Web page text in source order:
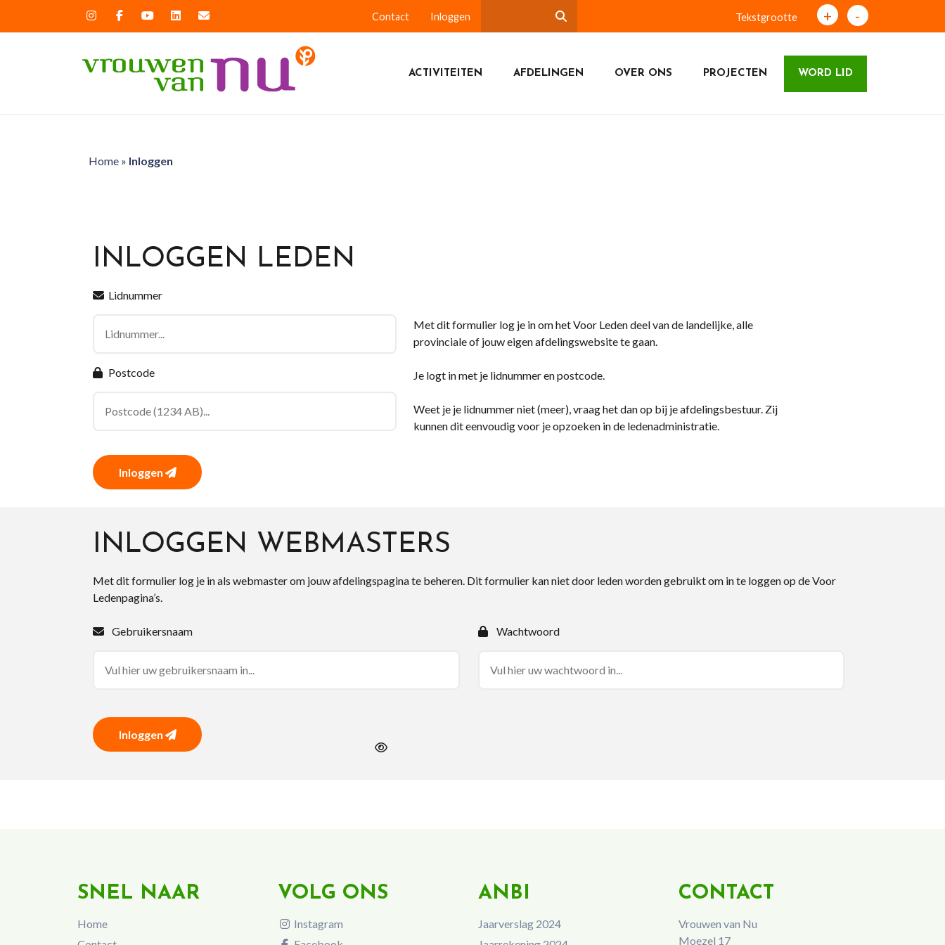
Contact Inloggen Tekstgrootte + -
ACTIVITEITEN AFDELINGEN OVER ONS PROJECTEN WORD LID
Home» Inloggen
INLOGGEN LEDEN
Lidnummer
Postcode
Inloggen
Met dit formulier log je in om het Voor Leden deel van de landelijke, alle
provinciale of jouw eigen afdelingswebsite te gaan.
Je logt in met je lidnummer en postcode.
Weet je je lidnummer niet (meer), vraag het dan op bij je afdelingsbestuur. Zij
kunnen dit eenvoudig voor je opzoeken in de ledenadministratie.
INLOGGEN WEBMASTERS
Met dit formulier log je in als webmaster om jouw afdelingspagina te beheren. Dit formulier kan niet door leden worden gebruikt om in te loggen op de Voor
Ledenpagina’s.
Gebruikersnaam Wachtwoord
Inloggen
SNEL NAAR
Home
VOLG ONS
Instagram
ANBI
Jaarverslag 2024
CONTACT
Vrouwen van Nu
Moezel 17